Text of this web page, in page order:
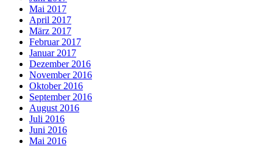
Mai 2017
April 2017
März 2017
Februar 2017
Januar 2017
Dezember 2016
November 2016
Oktober 2016
September 2016
August 2016
Juli 2016
Juni 2016
Mai 2016